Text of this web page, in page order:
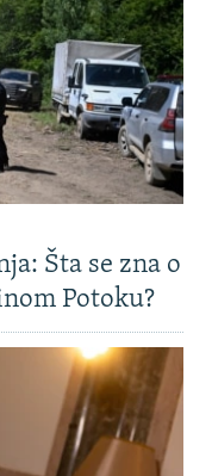
Šta se zna o
Potoku?